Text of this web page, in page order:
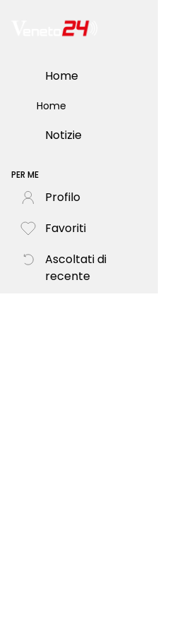
Home
Home
Notizie
PER ME
Profilo
Favoriti
Ascoltati di
recente